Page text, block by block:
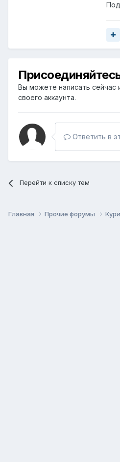
Вы можете написать сейчас
своего аккаунта.
Ответить в
Перейти к списку тем
Главная Прочие форумы